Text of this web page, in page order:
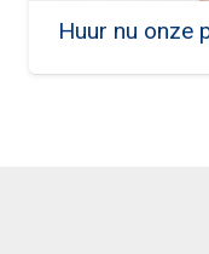
Huur nu onze